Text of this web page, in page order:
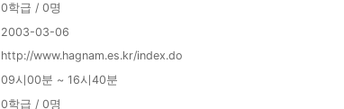
0학급 / 0명
2003-03-06
http://www.hagnam.es.kr/index.do
09시00분 ~ 16시40분
0학급 / 0명